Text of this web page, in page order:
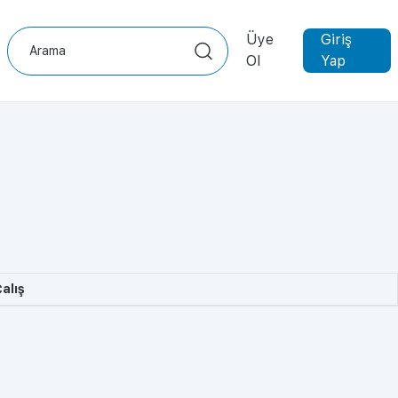
Üye
Ol
Giriş
Yap